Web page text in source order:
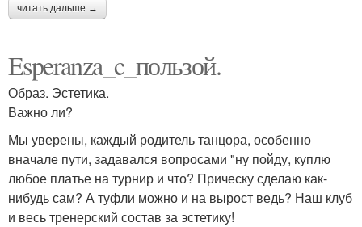
читать дальше →
Esperanza_c_пользой.
Образ. Эстетика.
Важно ли?
Мы уверены, каждый родитель танцора, особенно
вначале пути, задавался вопросами "ну пойду, куплю
любое платье на турнир и что? Прическу сделаю как-
нибудь сам? А туфли можно и на вырост ведь? Наш клуб
и весь тренерский состав за эстетику!